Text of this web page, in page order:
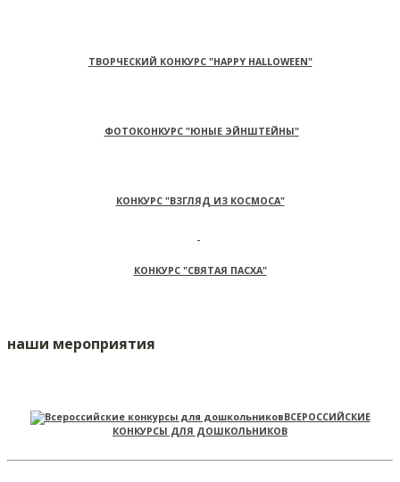
ТВОРЧЕСКИЙ КОНКУРС "HAPPY HALLOWEEN"
ФОТОКОНКУРС "ЮНЫЕ ЭЙНШТЕЙНЫ"
КОНКУРС "ВЗГЛЯД ИЗ КОСМОСА"
КОНКУРС "СВЯТАЯ ПАСХА"
наши мероприятия
ВСЕРОССИЙСКИЕ
КОНКУРСЫ ДЛЯ ДОШКОЛЬНИКОВ